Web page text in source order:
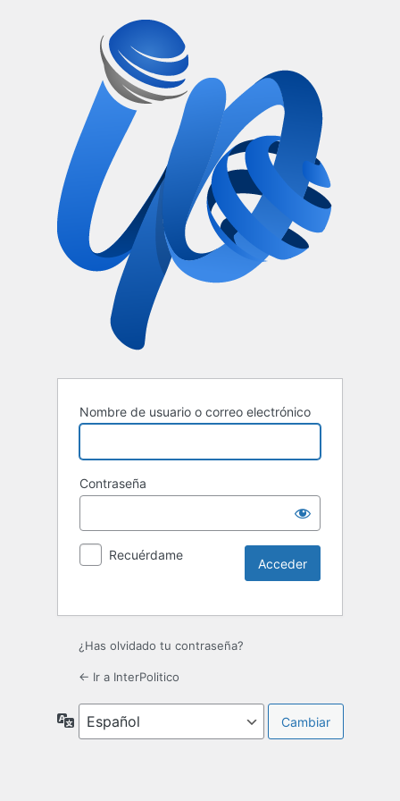
Nombre de usuario o correo electrónico
Contraseña
Recuérdame
¿Has olvidado tu contraseña?
← Ir a InterPolitico
Idioma